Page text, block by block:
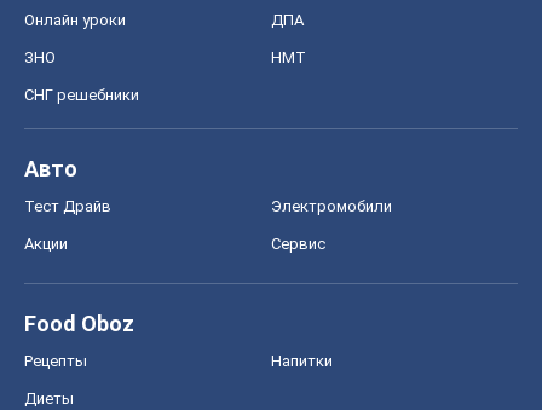
Онлайн уроки ДПА
ЗНО НМТ
СНГ решебники
Авто
Тест Драйв Электромобили
Акции Сервис
Food Oboz
Рецепты Напитки
Диеты